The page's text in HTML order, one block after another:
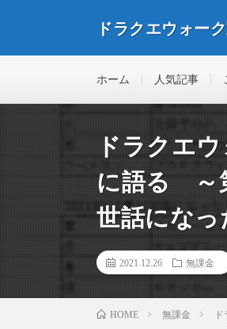
ドラクエウォー
ホーム 人気記事
ドラクエ
に語る ～
世話になっ
2021.12.26 無課金
HOME 無課金